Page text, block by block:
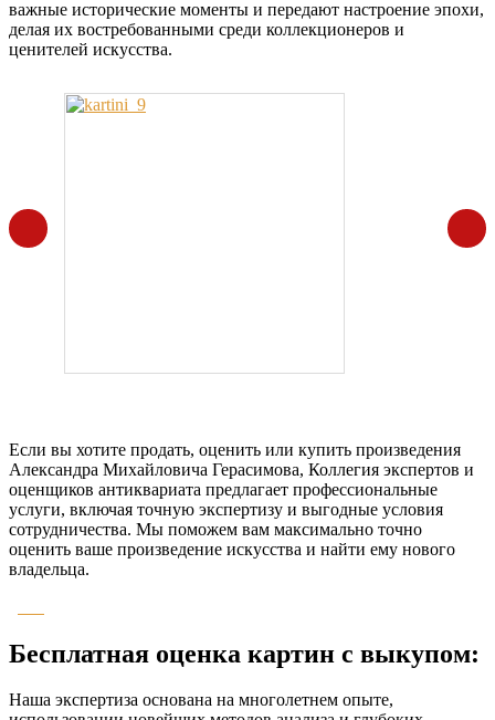
важные исторические моменты и передают настроение эпохи,
делая их востребованными среди коллекционеров и
ценителей искусства.
Если вы хотите продать, оценить или купить произведения
Александра Михайловича Герасимова, Коллегия экспертов и
оценщиков антиквариата предлагает профессиональные
услуги, включая точную экспертизу и выгодные условия
сотрудничества. Мы поможем вам максимально точно
оценить ваше произведение искусства и найти ему нового
владельца.
Бесплатная оценка картин с выкупом:
Наша экспертиза основана на многолетнем опыте,